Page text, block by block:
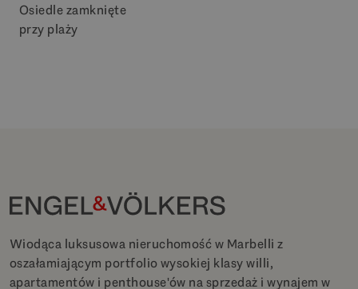
Osiedle zamknięte
przy plaży
Wiodąca luksusowa nieruchomość w Marbelli z
oszałamiającym portfolio wysokiej klasy willi,
apartamentów i penthouse'ów na sprzedaż i wynajem w